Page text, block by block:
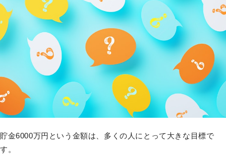
貯金6000万円という金額は、多くの人にとって大きな目標で
す。